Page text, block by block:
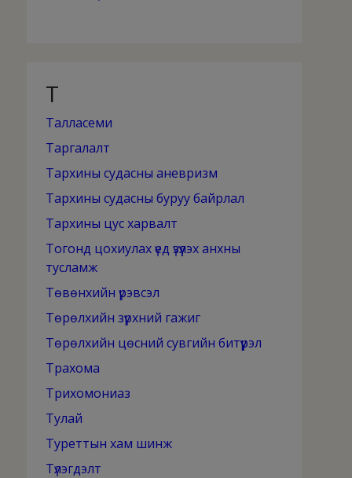
Т
Талласеми
Таргалалт
Тархины судасны аневризм
Тархины судасны буруу байрлал
Тархины цус харвалт
Тогонд цохиулах үед үзүүлэх анхны
тусламж
Төвөнхийн үрэвсэл
Төрөлхийн зүрхний гажиг
Төрөлхийн цөсний сувгийн битүүрэл
Трахома
Трихомониаз
Тулай
Туреттын хам шинж
Түлэгдэлт